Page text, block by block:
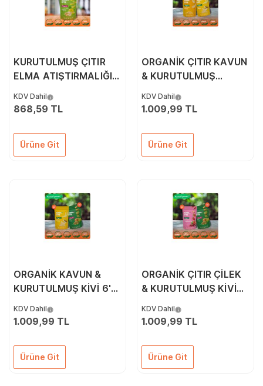
KURUTULMUŞ ÇITIR
ELMA ATIŞTIRMALIĞI
KDV Dahil
868,59 TL
Ürüne Git
ORGANİK ÇITIR KAVUN
& KURUTULMUŞ
KDV Dahil
1.009,99 TL
Ürüne Git
ORGANİK KAVUN &
KURUTULMUŞ KİVİ 6'LI
KDV Dahil
1.009,99 TL
Ürüne Git
ORGANİK ÇITIR ÇİLEK
& KURUTULMUŞ KİVİ
KDV Dahil
1.009,99 TL
Ürüne Git